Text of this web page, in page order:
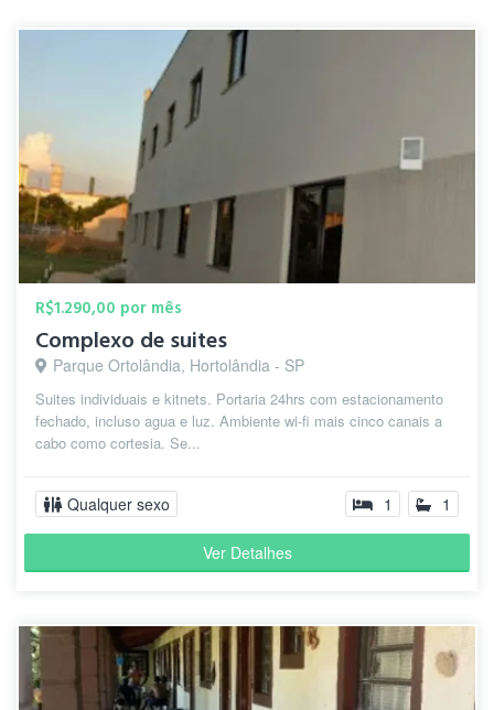
R$1.290,00 por mês
Complexo de suites
Parque Ortolândia, Hortolândia - SP
Suites individuais e kitnets. Portaria 24hrs com estacionamento
fechado, incluso agua e luz. Ambiente wi-fi mais cinco canais a
cabo como cortesia. Se...
Qualquer sexo 1 1
Ver Detalhes